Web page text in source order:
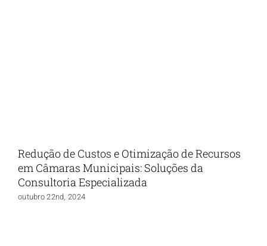
Redução de Custos e Otimização de Recursos
em Câmaras Municipais: Soluções da
Consultoria Especializada
outubro 22nd, 2024